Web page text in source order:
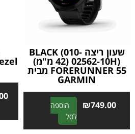
שעון ריצה BLACK (010-
02562-10H) (42 מ"מ)
FORERUNNER 55 מבית
GARMIN
₪749.00
הוספה
לסל
A
l